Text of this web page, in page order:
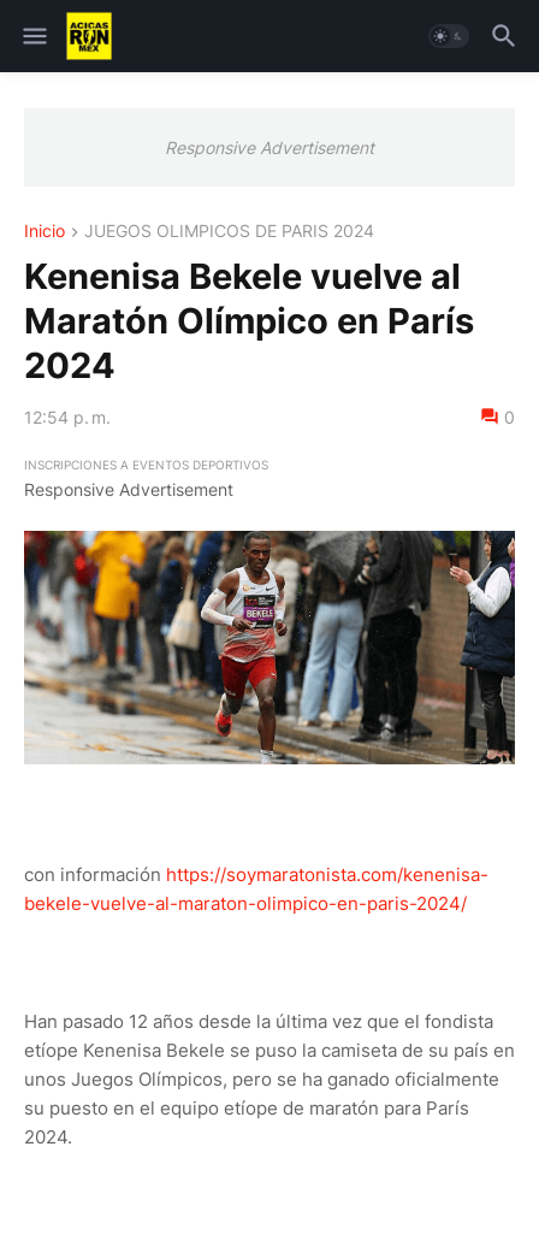
Responsive Advertisement
Inicio JUEGOS OLIMPICOS DE PARIS 2024
Kenenisa Bekele vuelve al
Maratón Olímpico en París
2024
12:54 p. m. 0
INSCRIPCIONES A EVENTOS DEPORTIVOS
Responsive Advertisement
con información https://soymaratonista.com/kenenisa-
bekele-vuelve-al-maraton-olimpico-en-paris-2024/
Han pasado 12 años desde la última vez que el fondista
etíope Kenenisa Bekele se puso la camiseta de su país en
unos Juegos Olímpicos, pero se ha ganado oficialmente
su puesto en el equipo etíope de maratón para París
2024.